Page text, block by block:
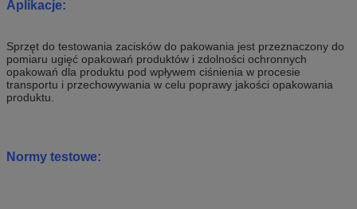
Aplikacje:
Sprzęt do testowania zacisków do pakowania jest przeznaczony do
pomiaru ugięć opakowań produktów i zdolności ochronnych
opakowań dla produktu pod wpływem ciśnienia w procesie
transportu i przechowywania w celu poprawy jakości opakowania
produktu.
Normy testowe: